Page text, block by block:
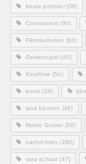
beate prettner(38)
Coronavirus (90)
Filmneuheiten (64)
Gewinnspiel (40)
Kinofilme (50)
kunst (38)
land kärnten (46)
Martin Gruber (58)
nachrichten (280)
sara schaar (47)